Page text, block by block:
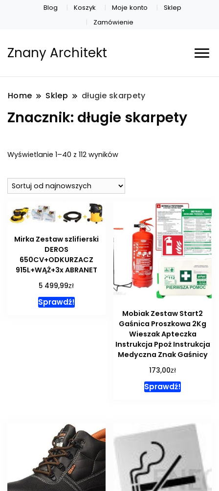
Blog Koszyk Moje konto
Sklep
Zamówienie
Znany Architekt
Home Sklep długie skarpety
Znacznik: długie skarpety
Wyświetlanie 1–40 z 112 wynikówPosortowane
najnowszych
Mirka Zestaw szlifierski
DEROS
650CV+ODKURZACZ
915L+WĄŻ+3x ABRANET
5 499,99zł
Sprawdź!
Mobiak Zestaw Start2
Gaśnica Proszkowa 2Kg
Wieszak Apteczka
Instrukcja Ppoż Instrukcja
Medyczna Znak Gaśnicy
173,00zł
Sprawdź!